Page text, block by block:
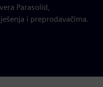
Parasolid,
i preprodavačima.